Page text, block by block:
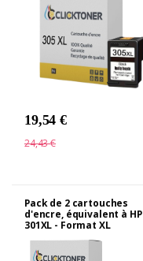
19,54 €
24,43 €
Pack de 2 cartouches
d'encre, équivalent à HP
301XL - Format XL